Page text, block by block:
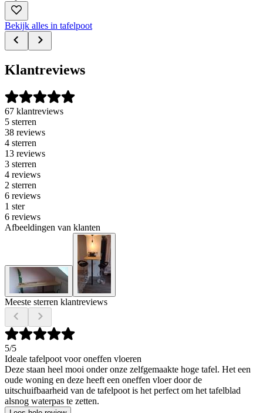
Bekijk alles in tafelpoot
Klantreviews
67 klantreviews
5 sterren
38 reviews
4 sterren
13 reviews
3 sterren
4 reviews
2 sterren
6 reviews
1 ster
6 reviews
Afbeeldingen van klanten
Meeste sterren klantreviews
5/5
Ideale tafelpoot voor oneffen vloeren
Deze staan heel mooi onder onze zelfgemaakte hoge tafel. Het een
oude woning en deze heeft een oneffen vloer door de
uitschuifbaarheid van de tafelpoot is het perfect om het tafelblad
alsnog waterpas te zetten.